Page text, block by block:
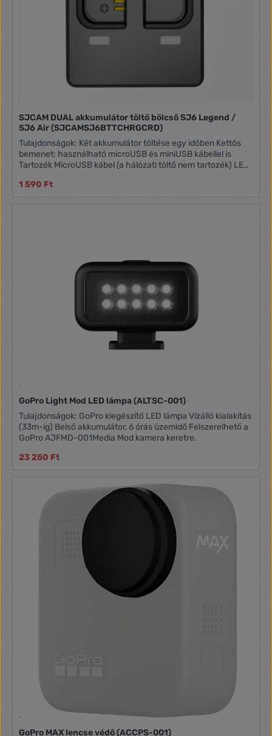
SJCAM DUAL akkumulátor töltő bölcső SJ6 Legend /
SJ6 Air (SJCAMSJ6BTTCHRGCRD)
Tulajdonságok: Két akkumulátor töltése egy időben Kettős
bemenet: használható microUSB és miniUSB kábellel is
Tartozék MicroUSB kábel (a hálózati töltő nem tartozék) LED
1 590 Ft
GoPro Light Mod LED lámpa (ALTSC-001)
Tulajdonságok: GoPro kiegészítő LED lámpa Vízálló kialakítás
(33m-ig) Belső akkumulátor, 6 órás üzemidő Felszerelhető a
GoPro AJFMD-001Media Mod kamera keretre.
23 250 Ft
GoPro MAX lencse védő (ACCPS-001)